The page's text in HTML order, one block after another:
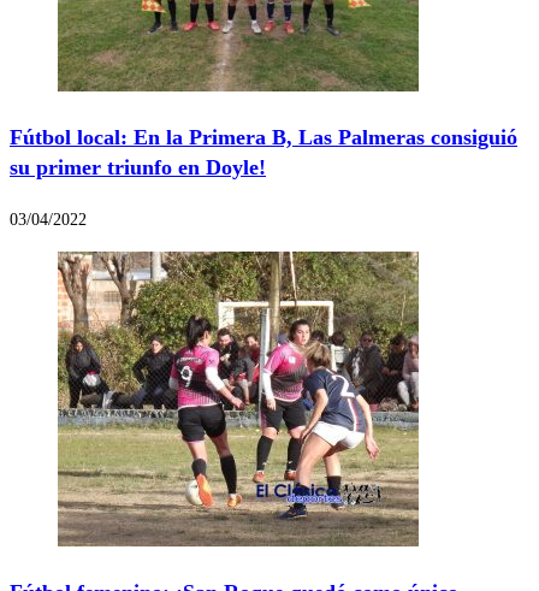
Fútbol local: En la Primera B, Las Palmeras consiguió
su primer triunfo en Doyle!
03/04/2022